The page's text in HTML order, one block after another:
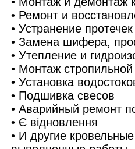
• Ремонт и
• Устранение протечек
• Замена шифера,
• Утепление и
• Монтаж
• Установка
• Подшивка свесов
• Аварийный ремонт
• Є відновлення
• И другие